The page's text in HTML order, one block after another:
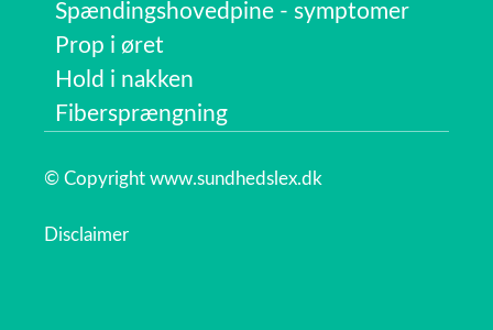
Spændingshovedpine - symptomer
Prop i øret
Hold i nakken
Fibersprængning
© Copyright www.sundhedslex.dk
Disclaimer